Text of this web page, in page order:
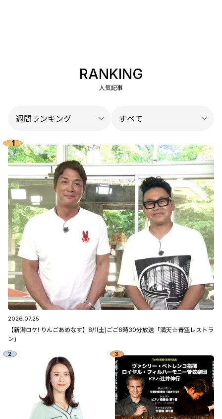
RANKING
人気記事
2026.07.25
【新潟ロケ! りんごあめなす】8/1(土)ごご6時30分放送「満天☆青空レストラ
ン」